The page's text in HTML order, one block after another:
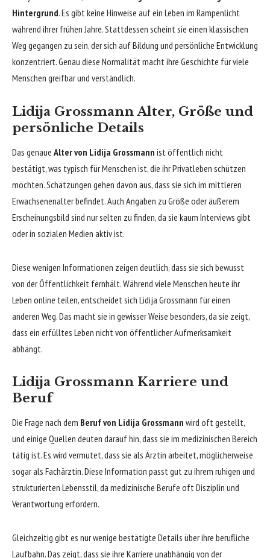
Hintergrund. Es gibt keine Hinweise auf ein Leben im Rampenlicht
während ihrer frühen Jahre. Stattdessen scheint sie einen klassischen
Weg gegangen zu sein, der sich auf Bildung und persönliche Entwicklung
konzentriert. Genau diese Normalität macht ihre Geschichte für viele
Menschen greifbar und verständlich.
Lidija Grossmann Alter, Größe und
persönliche Details
Das genaue Alter von Lidija Grossmann ist öffentlich nicht
bestätigt, was typisch für Menschen ist, die ihr Privatleben schützen
möchten. Schätzungen gehen davon aus, dass sie sich im mittleren
Erwachsenenalter befindet. Auch Angaben zu Größe oder äußerem
Erscheinungsbild sind nur selten zu finden, da sie kaum Interviews gibt
oder in sozialen Medien aktiv ist.
Diese wenigen Informationen zeigen deutlich, dass sie sich bewusst
von der Öffentlichkeit fernhält. Während viele Menschen heute ihr
Leben online teilen, entscheidet sich Lidija Grossmann für einen
anderen Weg. Das macht sie in gewisser Weise besonders, da sie zeigt,
dass ein erfülltes Leben nicht von öffentlicher Aufmerksamkeit
abhängt.
Lidija Grossmann Karriere und
Beruf
Die Frage nach dem Beruf von Lidija Grossmann wird oft gestellt,
und einige Quellen deuten darauf hin, dass sie im medizinischen Bereich
tätig ist. Es wird vermutet, dass sie als Ärztin arbeitet, möglicherweise
sogar als Fachärztin. Diese Information passt gut zu ihrem ruhigen und
strukturierten Lebensstil, da medizinische Berufe oft Disziplin und
Verantwortung erfordern.
Gleichzeitig gibt es nur wenige bestätigte Details über ihre berufliche
Laufbahn. Das zeigt, dass sie ihre Karriere unabhängig von der